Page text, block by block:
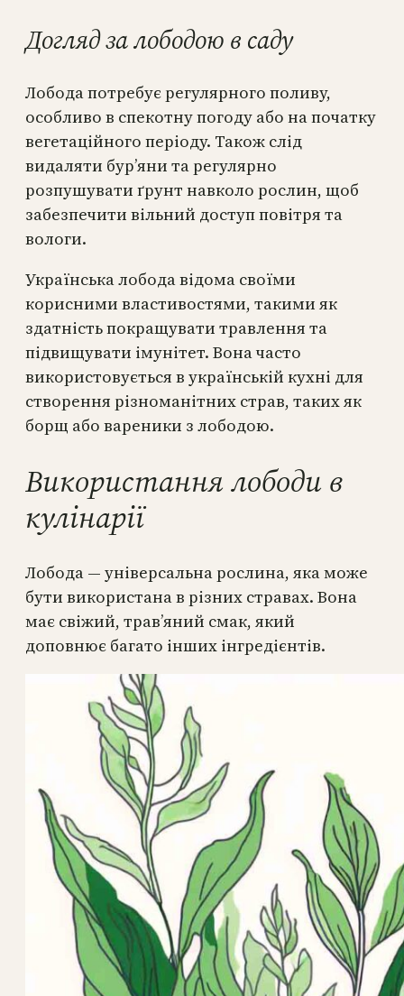
Догляд за лободою в саду
Лобода потребує регулярного поливу,
особливо в спекотну погоду або на початку
вегетаційного періоду. Також слід
видаляти бур’яни та регулярно
розпушувати ґрунт навколо рослин, щоб
забезпечити вільний доступ повітря та
вологи.
Українська лобода відома своїми
корисними властивостями, такими як
здатність покращувати травлення та
підвищувати імунітет. Вона часто
використовується в українській кухні для
створення різноманітних страв, таких як
борщ або вареники з лободою.
Використання лободи в
кулінарії
Лобода — універсальна рослина, яка може
бути використана в різних стравах. Вона
має свіжий, трав’яний смак, який
доповнює багато інших інгредієнтів.